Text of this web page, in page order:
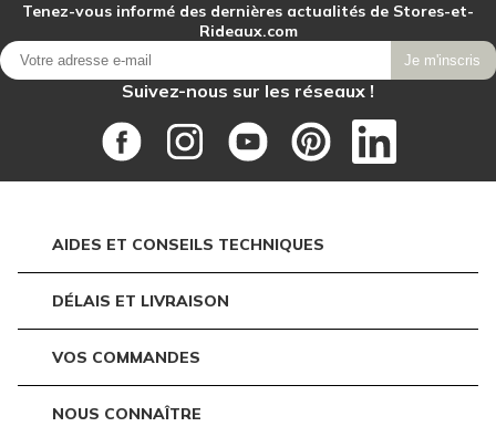
Tenez-vous informé des dernières actualités de Stores-et-
Rideaux.com
Je m'inscris
Suivez-nous sur les réseaux !
AIDES ET CONSEILS TECHNIQUES
DÉLAIS ET LIVRAISON
VOS COMMANDES
NOUS CONNAÎTRE